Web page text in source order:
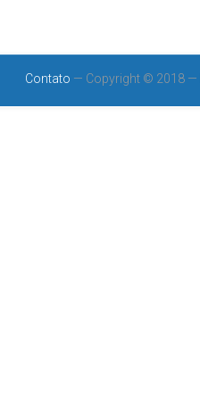
Contato — Copyright © 2018 —